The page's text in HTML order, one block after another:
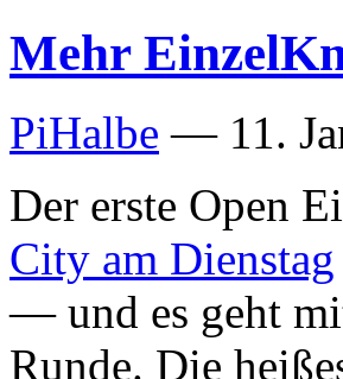
Mehr
PiHalbe — 11.
Der erste Open
City am Dienstag
— und es geht
Runde. Die